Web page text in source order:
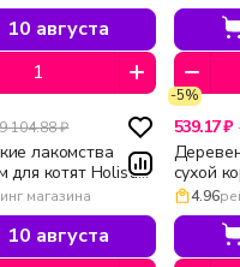
10 августа
9 104.88 ₽
лакомства
для котят Holistic
10 кг
магазина
10 августа
-5%
539.17 ₽
сухой
Premier
4.96